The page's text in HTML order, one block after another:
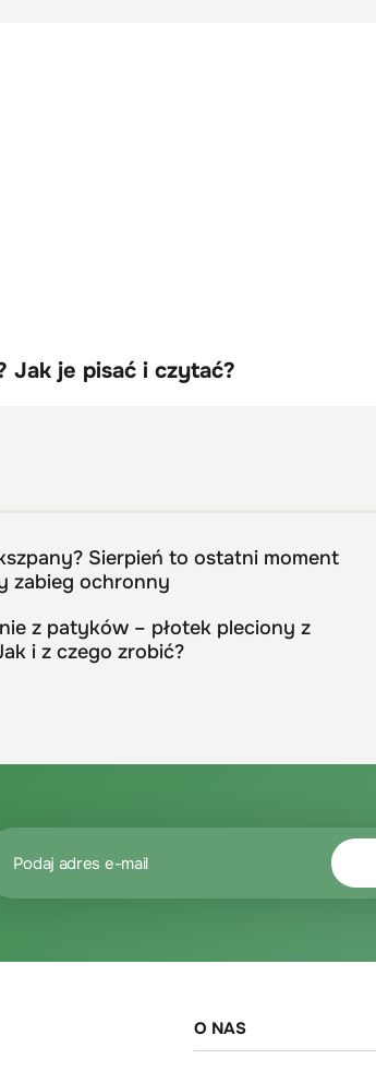
Jak je pisać i czytać?
Sierpień to ostatni moment
zabieg ochronny
z patyków – płotek pleciony z
i z czego zrobić?
O NAS